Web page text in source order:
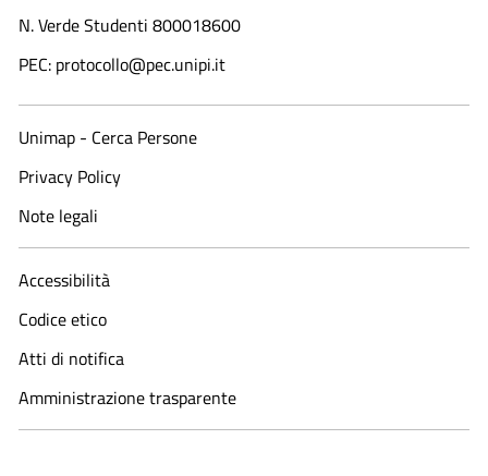
N. Verde Studenti 800018600​
PEC: protocollo@pec.unipi.it
Unimap - Cerca Persone
Privacy Policy
Note legali
Accessibilità
Codice etico
Atti di notifica
Amministrazione trasparente